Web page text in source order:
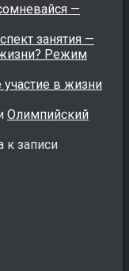
—
занятия —
Режим
в жизни
Олимпийский
к записи